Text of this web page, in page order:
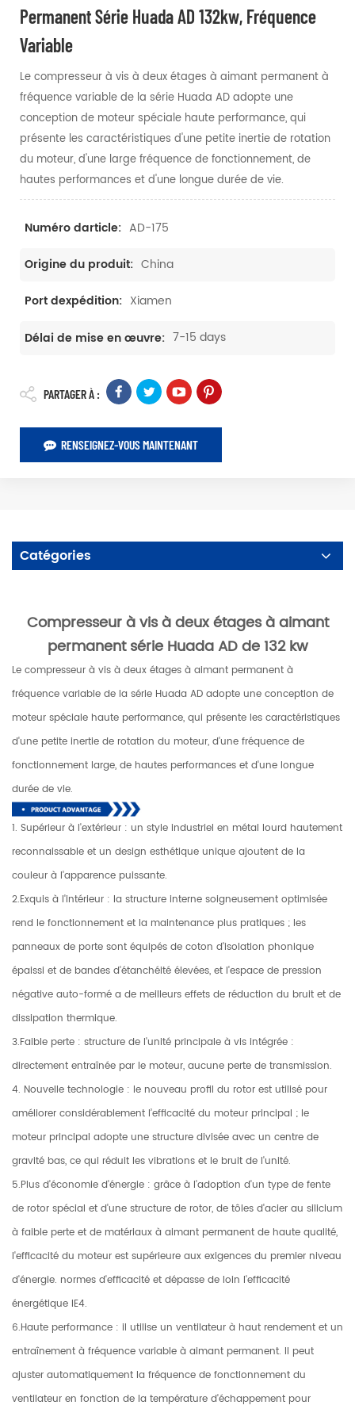
Permanent Série Huada AD 132kw, Fréquence
Variable
Le compresseur à vis à deux étages à aimant permanent à
fréquence variable de la série Huada AD adopte une
conception de moteur spéciale haute performance, qui
présente les caractéristiques d'une petite inertie de rotation
du moteur, d'une large fréquence de fonctionnement, de
hautes performances et d'une longue durée de vie.
Numéro darticle: AD-175
Origine du produit: China
Port dexpédition: Xiamen
Délai de mise en œuvre: 7-15 days
PARTAGER À :
RENSEIGNEZ-VOUS MAINTENANT
Catégories
Compresseur à vis à deux étages à aimant
permanent série Huada AD de 132 kw
Le compresseur à vis à deux étages à aimant permanent à
fréquence variable de la série Huada AD adopte une conception de
moteur spéciale haute performance, qui présente les caractéristiques
d'une petite inertie de rotation du moteur, d'une fréquence de
fonctionnement large, de hautes performances et d'une longue
durée de vie.
1. Supérieur à l'extérieur : un style industriel en métal lourd hautement
reconnaissable et un design esthétique unique ajoutent de la
couleur à l'apparence puissante.
2.Exquis à l'intérieur : la structure interne soigneusement optimisée
rend le fonctionnement et la maintenance plus pratiques ; les
panneaux de porte sont équipés de coton d'isolation phonique
épaissi et de bandes d'étanchéité élevées, et l'espace de pression
négative auto-formé a de meilleurs effets de réduction du bruit et de
dissipation thermique.
3.Faible perte : structure de l'unité principale à vis intégrée :
directement entraînée par le moteur, aucune perte de transmission.
4. Nouvelle technologie : le nouveau profil du rotor est utilisé pour
améliorer considérablement l’efficacité du moteur principal ; le
moteur principal adopte une structure divisée avec un centre de
gravité bas, ce qui réduit les vibrations et le bruit de l'unité.
5.Plus d'économie d'énergie : grâce à l'adoption d'un type de fente
de rotor spécial et d'une structure de rotor, de tôles d'acier au silicium
à faible perte et de matériaux à aimant permanent de haute qualité,
l'efficacité du moteur est supérieure aux exigences du premier niveau
d'énergie. normes d'efficacité et dépasse de loin l'efficacité
énergétique IE4.
6.Haute performance : il utilise un ventilateur à haut rendement et un
entraînement à fréquence variable à aimant permanent. Il peut
ajuster automatiquement la fréquence de fonctionnement du
ventilateur en fonction de la température d'échappement pour